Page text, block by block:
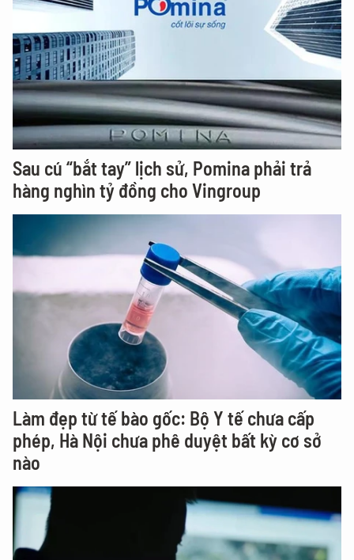
Sau cú “bắt tay” lịch sử, Pomina phải trả
hàng nghìn tỷ đồng cho Vingroup
Làm đẹp từ tế bào gốc: Bộ Y tế chưa cấp
phép, Hà Nội chưa phê duyệt bất kỳ cơ sở
nào